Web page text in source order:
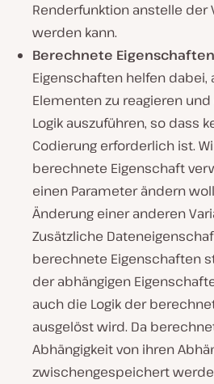
Renderfunktion anstelle der
werden kann.
Berechnete
Eigenschaften helfen dabei,
Elementen zu reagieren
Logik auszuführen, so dass
Codierung erforderlich ist.
berechnete Eigenschaft
einen Parameter ändern
Änderung einer anderen
Zusätzliche
berechnete Eigenschaften
der abhängigen
auch die Logik der
ausgelöst wird. Da
Abhängigkeit von ihren
zwischengespeichert